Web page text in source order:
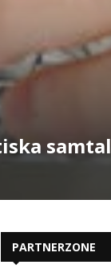
samtal
PARTNERZONE